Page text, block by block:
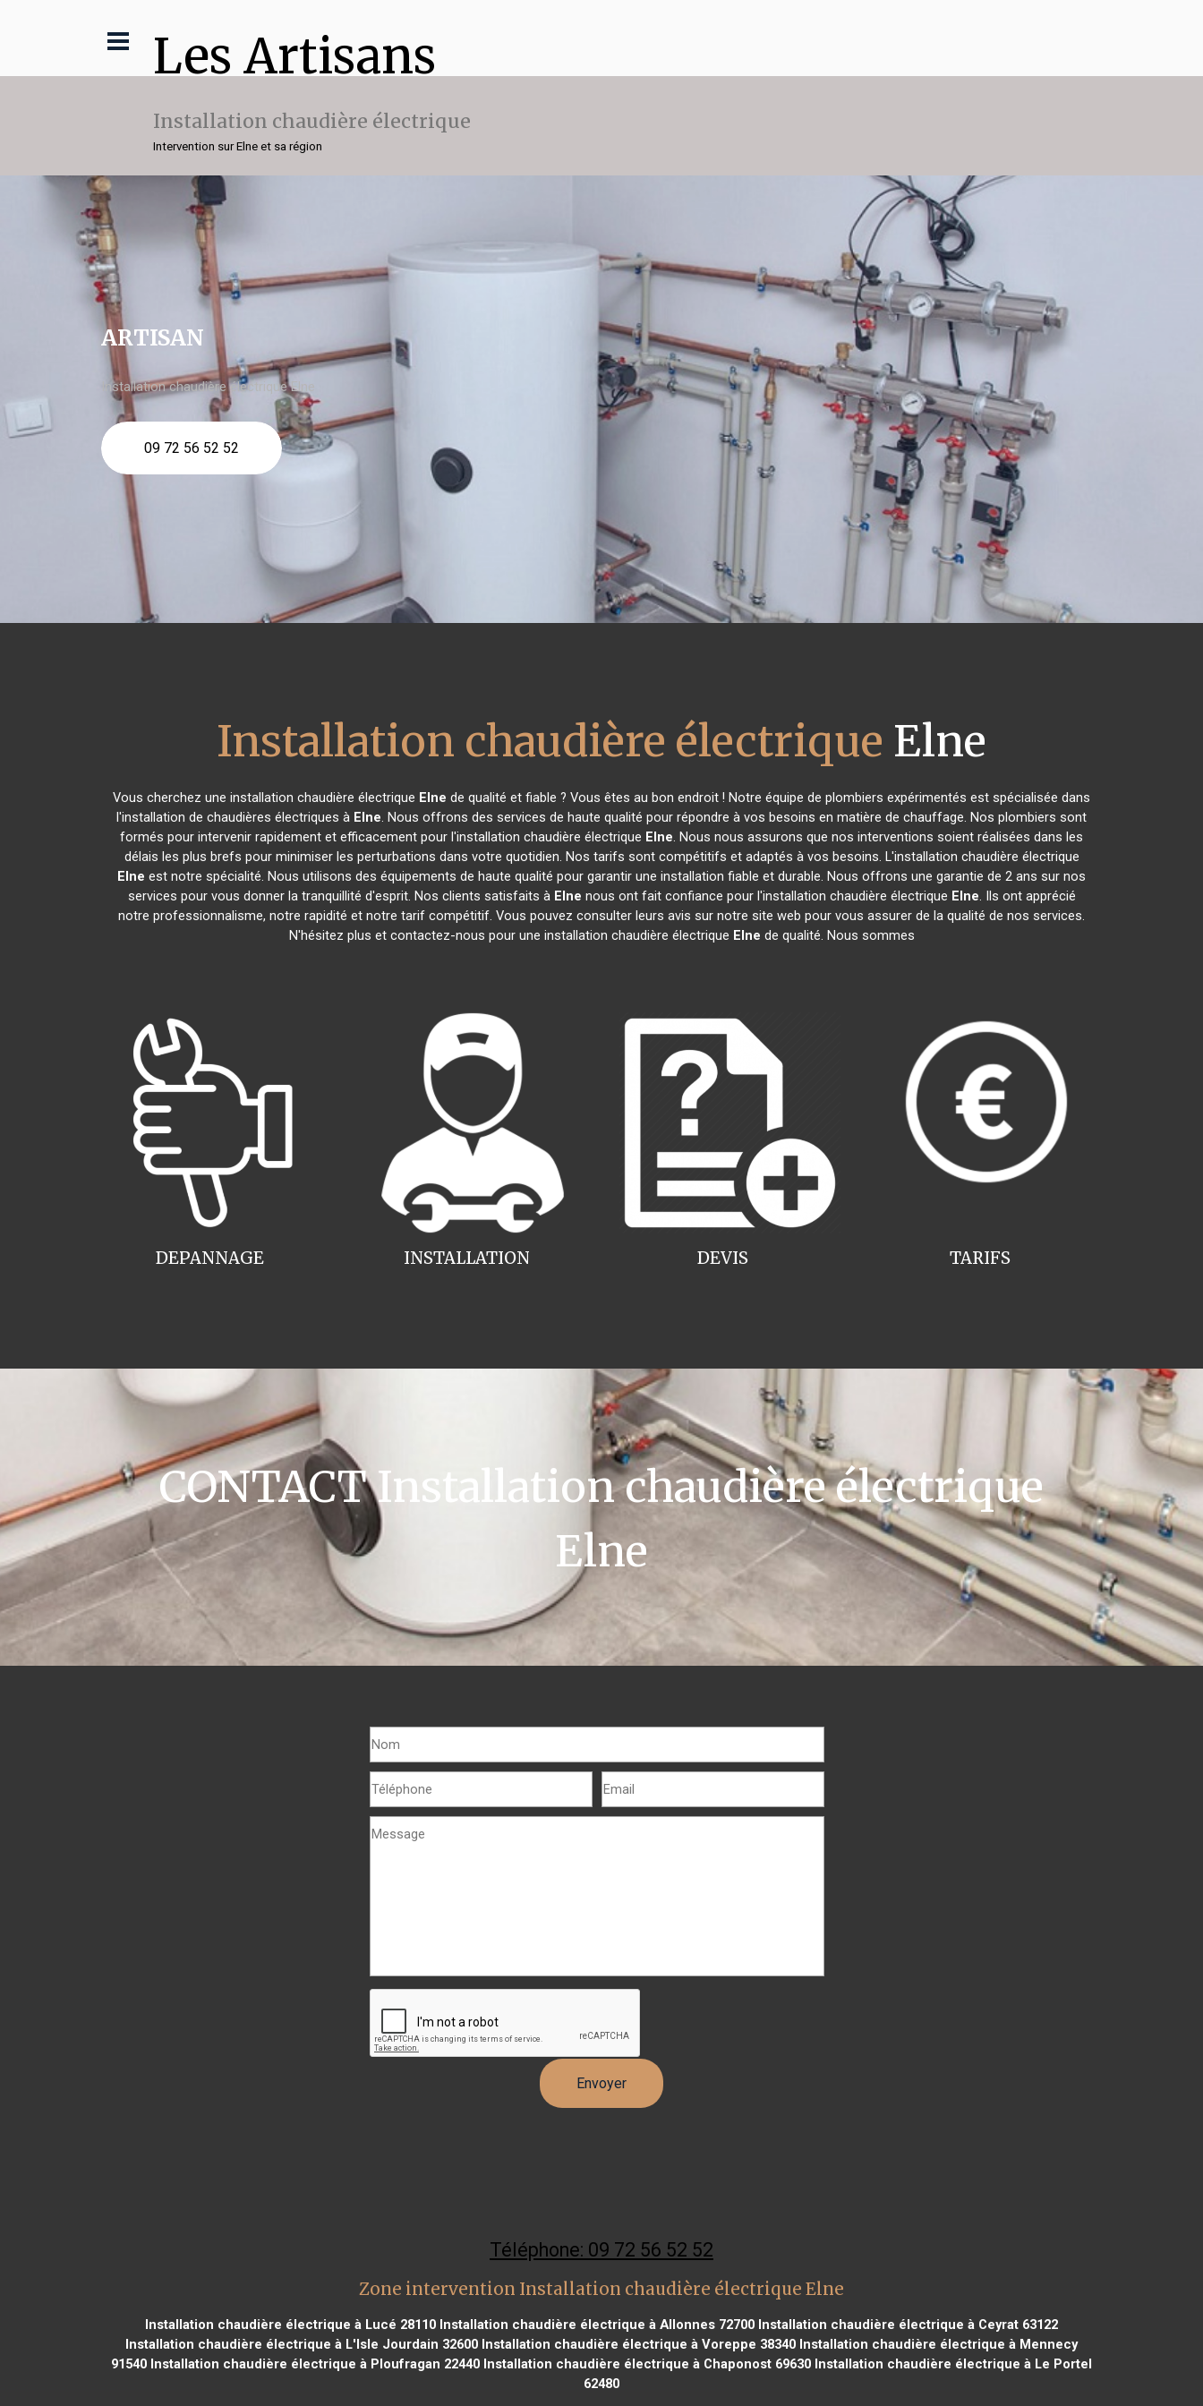
Les Artisans
Installation chaudière électrique
Intervention sur Elne et sa région
ARTISAN
Installation chaudière électrique Elne
09 72 56 52 52
Installation chaudière électrique Elne
Vous cherchez une installation chaudière électrique Elne de qualité et fiable ? Vous êtes au bon endroit ! Notre équipe de plombiers expérimentés est spécialisée dans
l'installation de chaudières électriques à Elne. Nous offrons des services de haute qualité pour répondre à vos besoins en matière de chauffage. Nos plombiers sont
formés pour intervenir rapidement et efficacement pour l'installation chaudière électrique Elne. Nous nous assurons que nos interventions soient réalisées dans les
délais les plus brefs pour minimiser les perturbations dans votre quotidien. Nos tarifs sont compétitifs et adaptés à vos besoins. L'installation chaudière électrique
Elne est notre spécialité. Nous utilisons des équipements de haute qualité pour garantir une installation fiable et durable. Nous offrons une garantie de 2 ans sur nos
services pour vous donner la tranquillité d'esprit. Nos clients satisfaits à Elne nous ont fait confiance pour l'installation chaudière électrique Elne. Ils ont apprécié
notre professionnalisme, notre rapidité et notre tarif compétitif. Vous pouvez consulter leurs avis sur notre site web pour vous assurer de la qualité de nos services.
N'hésitez plus et contactez-nous pour une installation chaudière électrique Elne de qualité. Nous sommes
INSTALLATION
DEPANNAGE TARIFS
DEVIS
CONTACT Installation chaudière électrique
Elne
Téléphone: 09 72 56 52 52
Zone intervention Installation chaudière électrique Elne
Installation chaudière électrique à Lucé 28110 Installation chaudière électrique à Allonnes 72700 Installation chaudière électrique à Ceyrat 63122
Installation chaudière électrique à L'Isle Jourdain 32600 Installation chaudière électrique à Voreppe 38340 Installation chaudière électrique à Mennecy
91540 Installation chaudière électrique à Ploufragan 22440 Installation chaudière électrique à Chaponost 69630 Installation chaudière électrique à Le Portel
62480